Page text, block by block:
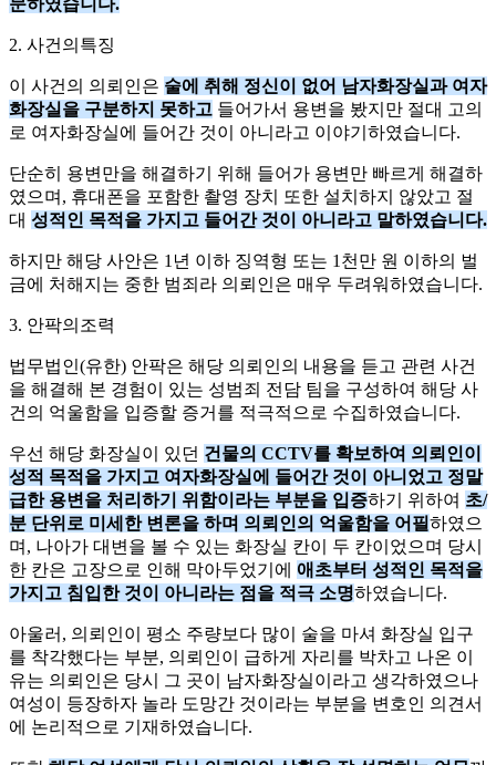
2. 사건의특징
이 사건의 의뢰인은 술에 취해 정신이 없어 남자화장실과 여자
화장실을 구분하지 못하고 들어가서 용변을 봤지만 절대 고의
로 여자화장실에 들어간 것이 아니라고 이야기하였습니다.
단순히 용변만을 해결하기 위해 들어가 용변만 빠르게 해결하
였으며, 휴대폰을 포함한 촬영 장치 또한 설치하지 않았고 절
대 성적인 목적을 가지고 들어간 것이 아니라고 말하였습니다.
하지만 해당 사안은 1년 이하 징역형 또는 1천만 원 이하의 벌
금에 처해지는 중한 범죄라 의뢰인은 매우 두려워하였습니다.
3. 안팍의조력
법무법인(유한) 안팍은 해당 의뢰인의 내용을 듣고 관련 사건
을 해결해 본 경험이 있는 성범죄 전담 팀을 구성하여 해당 사
건의 억울함을 입증할 증거를 적극적으로 수집하였습니다.
우선 해당 화장실이 있던 건물의 CCTV를 확보하여 의뢰인이
성적 목적을 가지고 여자화장실에 들어간 것이 아니었고 정말
급한 용변을 처리하기 위함이라는 부분을 입증하기 위하여 초/
분 단위로 미세한 변론을 하며 의뢰인의 억울함을 어필하였으
며, 나아가 대변을 볼 수 있는 화장실 칸이 두 칸이었으며 당시
한 칸은 고장으로 인해 막아두었기에 애초부터 성적인 목적을
가지고 침입한 것이 아니라는 점을 적극 소명하였습니다.
아울러, 의뢰인이 평소 주량보다 많이 술을 마셔 화장실 입구
를 착각했다는 부분, 의뢰인이 급하게 자리를 박차고 나온 이
유는 의뢰인은 당시 그 곳이 남자화장실이라고 생각하였으나
여성이 등장하자 놀라 도망간 것이라는 부분을 변호인 의견서
에 논리적으로 기재하였습니다.